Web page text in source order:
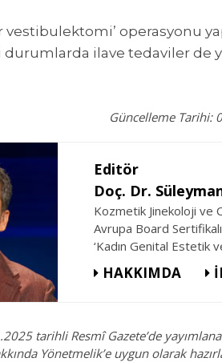
operasyonu
ilave tedaviler de
Güncelleme Tarihi:
Editör
Doç. Dr.
Kozmetik Jinekoloji ve
Avrupa Board
‘Kadın Genital Estetik
HAKKIMDA
tarihli Resmî Gazete’de
Yönetmelik’e uygun olarak